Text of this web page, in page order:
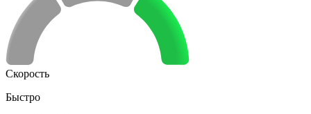
Скорость
Быстро